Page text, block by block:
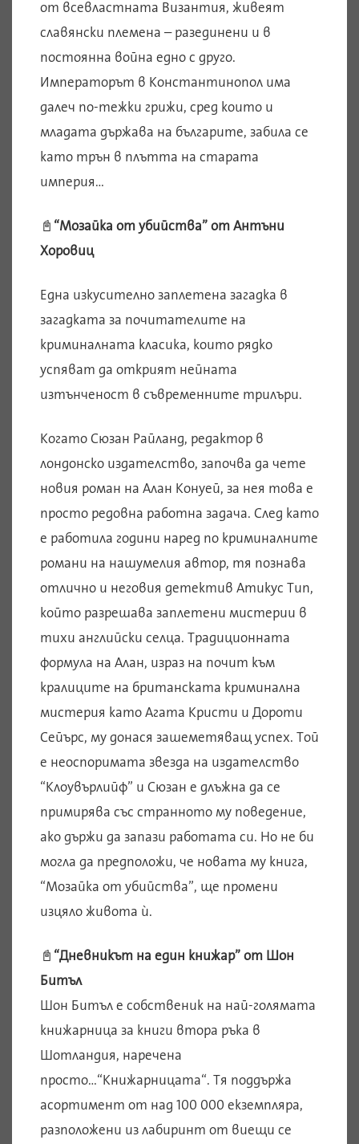
от всевластната Византия, живеят
славянски племена – разединени и в
постоянна война едно с друго.
Императорът в Константинопол има
далеч по-тежки грижи, сред които и
младата държава на българите, забила се
като трън в плътта на старата
империя…
📓 “Мозайка от убийства” от Антъни
Хоровиц
Една изкусително заплетена загадка в
загадката за почитателите на
криминалната класика, които рядко
успяват да открият нейната
изтънченост в съвременните трилъри.
Когато Сюзан Райланд, редактор в
лондонско издателство, започва да чете
новия роман на Алан Конуей, за нея това е
просто редовна работна задача. След като
е работила години наред по криминалните
романи на нашумелия автор, тя познава
отлично и неговия детектив Атикус Тип,
който разрешава заплетени мистерии в
тихи английски селца. Традиционната
формула на Алан, израз на почит към
кралиците на британската криминална
мистерия като Агата Кристи и Дороти
Сейърс, му донася зашеметяващ успех. Той
е неоспоримата звезда на издателство
“Клоувърлийф” и Сюзан е длъжна да се
примирява със странното му поведение,
ако държи да запази работата си. Но не би
могла да предположи, че новата му книга,
“Мозайка от убийства”, ще промени
изцяло живота ѝ.
📓 “Дневникът на един книжар” от Шон
Битъл
Шон Битъл е собственик на най-голямата
книжарница за книги втора ръка в
Шотландия, наречена
просто…“Книжарницата“. Тя поддържа
асортимент от над 100 000 екземпляра,
разположени из лабиринт от виещи се